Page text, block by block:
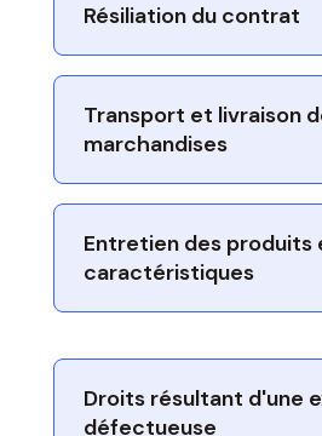
Résiliation du contrat
Transport et livraison
marchandises
Entretien des produits
caractéristiques
Droits résultant d'une
défectueuse